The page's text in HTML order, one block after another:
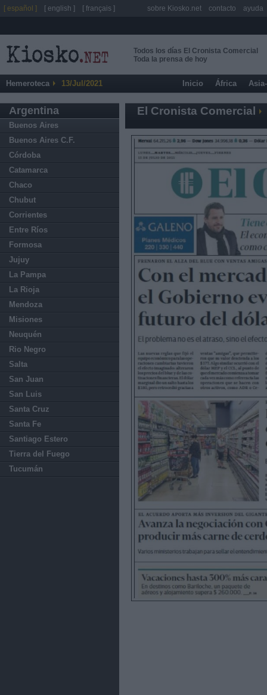
Todos los días El Cronista Comercial
Toda la prensa de hoy
Hemeroteca 13/Jul/2021 Inicio África
Argentina
Buenos Aires
Buenos Aires C.F.
Córdoba
Catamarca
Chaco
Chubut
Corrientes
Entre Ríos
Formosa
Jujuy
La Pampa
La Rioja
Mendoza
Misiones
Neuquén
Rio Negro
Salta
San Juan
San Luis
Santa Cruz
Santa Fe
Santiago Estero
Tierra del Fuego
Tucumán
El Cronista Comercial
[ español ] [ english ] [ français ] sobre Kiosko.net contacto ayuda